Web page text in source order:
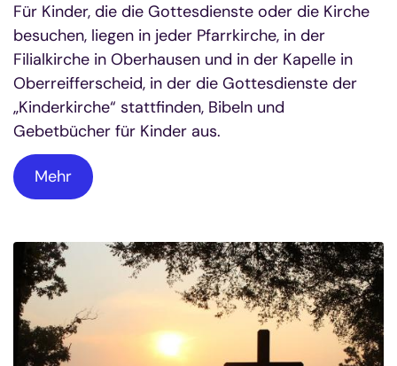
Für Kinder, die die Gottesdienste oder die Kirche
besuchen, liegen in jeder Pfarrkirche, in der
Filialkirche in Oberhausen und in der Kapelle in
Oberreifferscheid, in der die Gottesdienste der
„Kinderkirche“ stattfinden, Bibeln und
Gebetbücher für Kinder aus.
Mehr